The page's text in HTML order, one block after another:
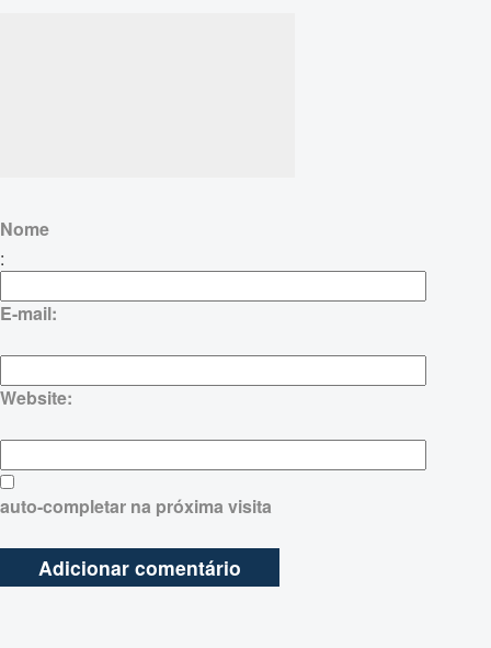
Nome
:
E-mail:
Website:
auto-completar na próxima visita